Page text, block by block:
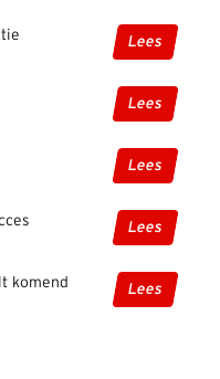
Lees
Lees
Lees
Lees
komend
Lees